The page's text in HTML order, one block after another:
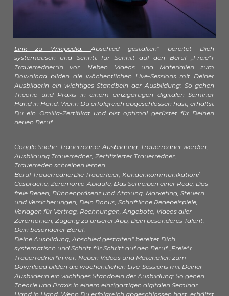
Link zu Wikipedia:Abschied gestalten“ bereitet Dich
systematisch und Schritt für Schritt auf den Beruf „Freie*r
Trauerredner*in vor. Neben Videos und Materialien zum
Download bilden die wöchentlichen Live-Sessions mit Deiner
Ausbilderin ein wichtiges Standbein der Ausbildung: So gehen
Theorie und Praxis in einem einzigartigen digitalen Seminar
Hand in Hand. Wenn Du erfolgreich abgeschlossen hast, erhältst
Du ein Omilia-Zertifikat und bist optimal gerüstet für Deinen
neuen Beruf.
Google Suche: Trauerredner Ausbildung, Trauerredner werden,
Ausbildung Trauerredner, Zertifizierter Trauerredner,
Trauerreden schreiben lernen
Beruf TrauerrednerDie Trauerfeier, Kundenkommunikation/
Gespräche, Zeremonie-Abläufe, Das Schreiben einer Rede, Das
freie Reden, Bühnenpräsenz und Atmung, Marketing, Steuern
und Versicherungen, Dein Bonus, Schriftliche Redebeispiele,
Vorlagen für Vertrag, Rechnungen, Angebote, Videos aller
Zeremonien, Zugang zu unserer App, Dein besonderes Talent.
Dein besonderer Beruf.
Deine Ausbildung,Abschied gestalten“ bereitet Dich
systematisch und Schritt für Schritt auf den Beruf „Freie*r
Trauerredner*in vor. Neben Videos und Materialien zum
Download bilden die wöchentlichen Live-Sessions mit Deiner
Ausbilderin ein wichtiges Standbein der Ausbildung: So gehen
Theorie und Praxis in einem einzigartigen digitalen Seminar
Hand in Hand. Wenn Du erfolgreich abgeschlossen hast, erhältst